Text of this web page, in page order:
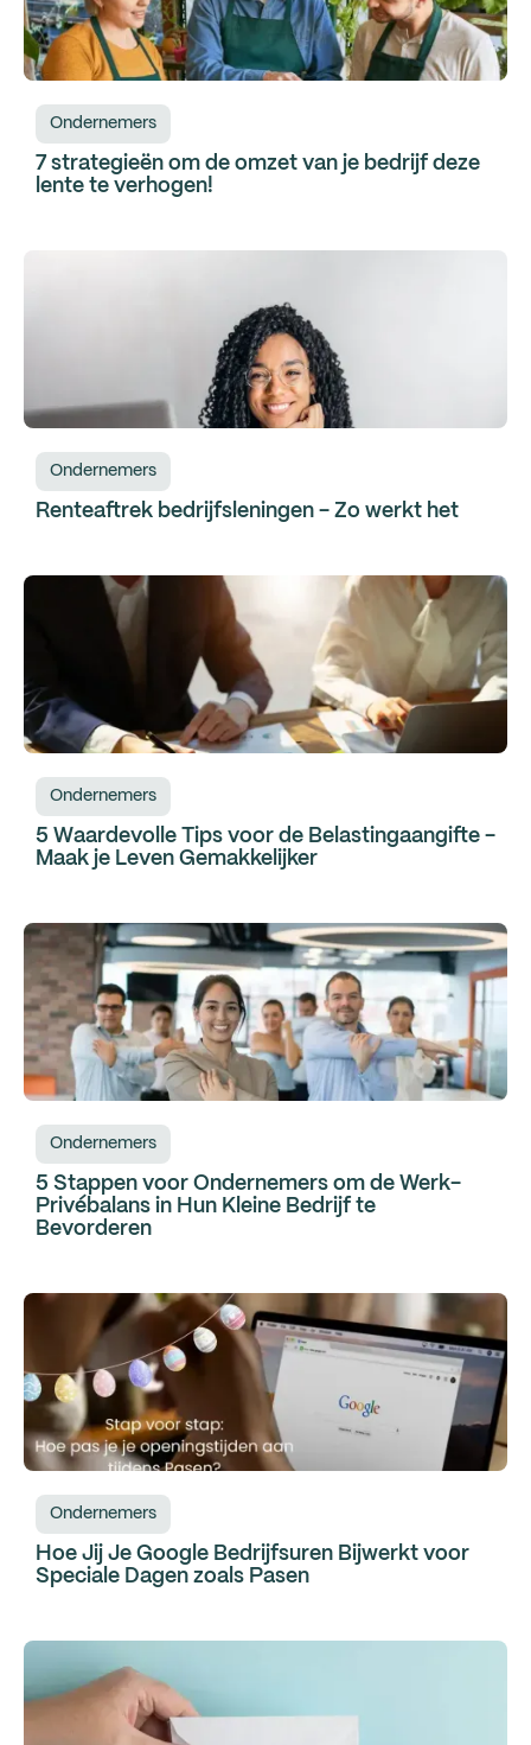
Ondernemers
7 strategieën om de omzet van je bedrijf deze
lente te verhogen!
Ondernemers
Renteaftrek bedrijfsleningen - Zo werkt het
Ondernemers
5 Waardevolle Tips voor de Belastingaangifte -
Maak je Leven Gemakkelijker‍
Ondernemers
5 Stappen voor Ondernemers om de Werk-
Privébalans in Hun Kleine Bedrijf te
Bevorderen
Ondernemers
Hoe Jij Je Google Bedrijfsuren Bijwerkt voor
Speciale Dagen zoals Pasen